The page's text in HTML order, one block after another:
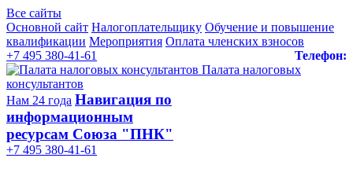
Все сайты
Основной сайт Налогоплательщику Обучение и повышение
квалификации Мероприятия Оплата членских взносов
Телефон:
+7 495 380-41-61
Палата налоговых
консультантов
Нам 24 года Навигация по
информационным
ресурсам Союза "ПНК"
+7 495 380‑41‑61